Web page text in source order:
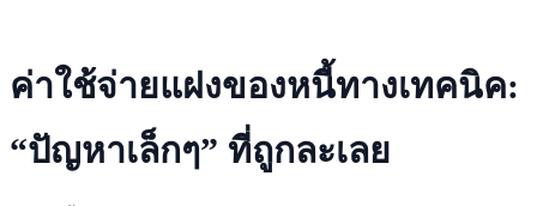
ค่าใช้จ่ายแฝงของหนี้ทางเทคนิค:
“ปัญหาเล็กๆ” ที่ถูกละเลย